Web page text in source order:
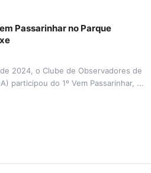
Passarinhar no Parque
2024, o Clube de Observadores de
participou do 1º Vem Passarinhar, ...